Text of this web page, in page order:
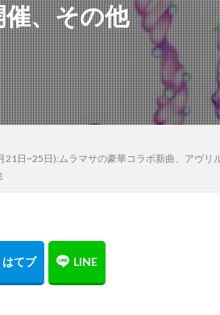
、その他
日~25日):ムラマサの豪華コラボ新曲、アヴ